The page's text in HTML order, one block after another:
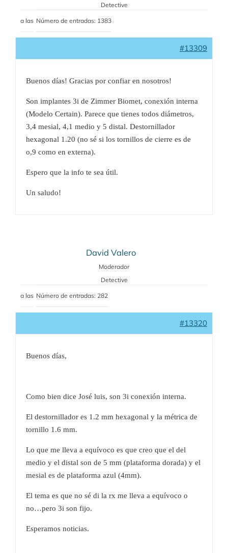
Detective
a las Número de entradas: 1383
#13309
Buenos días! Gracias por confiar en nosotros!
Son implantes 3i de Zimmer Biomet, conexión interna
(Modelo Certain). Parece que tienes todos diámetros,
3,4 mesial, 4,1 medio y 5 distal. Destornillador
hexagonal 1.20 (no sé si los tornillos de cierre es de
o,9 como en externa).
Espero que la info te sea útil.
Un saludo!
David Valero
Moderador
Detective
a las Número de entradas: 282
#13320
Buenos días,
Como bien dice José luis, son 3i conexión interna.
El destornillador es 1.2 mm hexagonal y la métrica de
tornillo 1.6 mm.
Lo que me lleva a equívoco es que creo que el del
medio y el distal son de 5 mm (plataforma dorada) y el
mesial es de plataforma azul (4mm).
El tema es que no sé di la rx me lleva a equívoco o
no…pero 3i son fijo.
Esperamos noticias.